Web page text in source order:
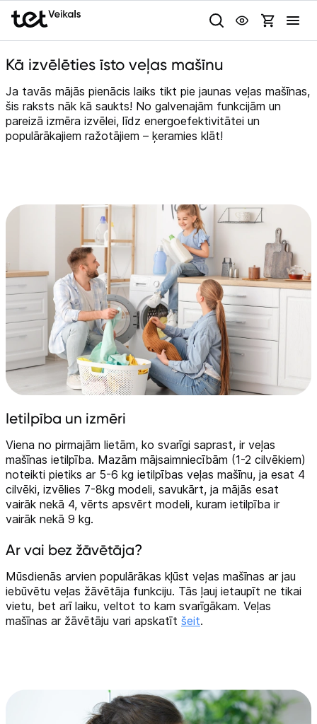
Uz kategorijam Uz galveno saturu
Pieslēgties
Pasūtījuma statuss
Izvēlies kāroto ierīci izdevīgāk!
TV un audio
Datortehnika
Telefoni, planšetdatori
Viedierīces
Sadzīves tehnika
Skaistumkopšana
Sports un atpūta
Ražotāju atjaunota tehnika
Vēlmju saraksts
Blogs
Piegāde un apmaksa
Uzņēmumiem
Gaišā Tumšā Sistēmas
Globāls iestatījums animāciju aktivizēšanai vai deaktivizēšanai visā
Kā izvēlēties īsto veļas mašīnu
Ja tavās mājās pienācis laiks tikt pie jaunas veļas mašīnas,
šis raksts nāk kā saukts! No galvenajām funkcijām un
pareizā izmēra izvēlei, līdz energoefektivitātei un
populārākajiem ražotājiem – ķeramies klāt!
Ietilpība un izmēri
Viena no pirmajām lietām, ko svarīgi saprast, ir veļas
mašīnas ietilpība. Mazām mājsaimniecībām (1-2 cilvēkiem)
noteikti pietiks ar 5-6 kg ietilpības veļas mašīnu, ja esat 4
cilvēki, izvēlies 7-8kg modeli, savukārt, ja mājās esat
vairāk nekā 4, vērts apsvērt modeli, kuram ietilpība ir
vairāk nekā 9 kg.
Ar vai bez žāvētāja?
Mūsdienās arvien populārākas kļūst veļas mašīnas ar jau
iebūvētu veļas žāvētāja funkciju. Tās ļauj ietaupīt ne tikai
vietu, bet arī laiku, veltot to kam svarīgākam. Veļas
mašīnas ar žāvētāju vari apskatīt šeit.